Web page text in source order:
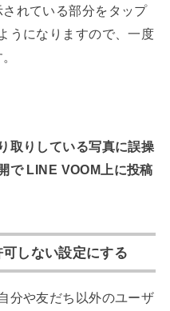
されている部分をタップ
うになりますので、一度
取りしている写真に誤操
で LINE VOOM上に投稿
しない設定にする
分や友だち以外のユーザ